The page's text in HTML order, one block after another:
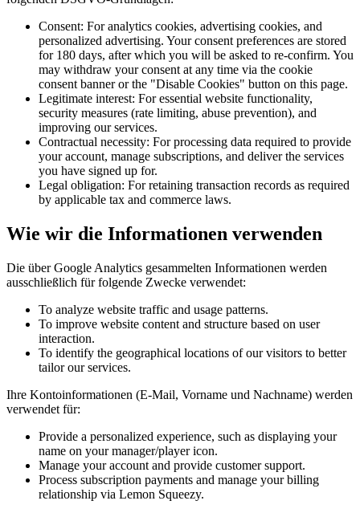
Consent: For analytics cookies, advertising cookies, and
personalized advertising. Your consent preferences are stored
for 180 days, after which you will be asked to re-confirm. You
may withdraw your consent at any time via the cookie
consent banner or the "Disable Cookies" button on this page.
Legitimate interest: For essential website functionality,
security measures (rate limiting, abuse prevention), and
improving our services.
Contractual necessity: For processing data required to provide
your account, manage subscriptions, and deliver the services
you have signed up for.
Legal obligation: For retaining transaction records as required
by applicable tax and commerce laws.
Wie wir die Informationen verwenden
Die über Google Analytics gesammelten Informationen werden
ausschließlich für folgende Zwecke verwendet:
To analyze website traffic and usage patterns.
To improve website content and structure based on user
interaction.
To identify the geographical locations of our visitors to better
tailor our services.
Ihre Kontoinformationen (E-Mail, Vorname und Nachname) werden
verwendet für:
Provide a personalized experience, such as displaying your
name on your manager/player icon.
Manage your account and provide customer support.
Process subscription payments and manage your billing
relationship via Lemon Squeezy.